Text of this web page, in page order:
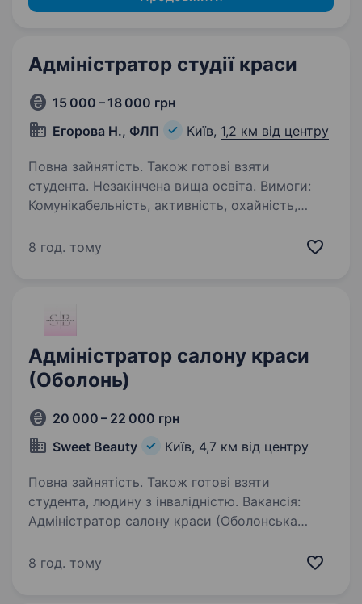
Адміністратор студії краси
15 000 – 18 000 грн
Егорова Н., ФЛП
Київ, 1,2 км від центру
Повна зайнятість. Також готові взяти
студента. Незакінчена вища освіта. Вимоги:
Комунікабельність, активність, охайність,
роботи: 2/2 з 10 до 20:30 Обов’язки:
8 год. тому
Адміністратор салону краси
(Оболонь)
20 000 – 22 000 грн
Sweet Beauty
Київ, 4,7 км від центру
Повна зайнятість. Також готові взяти
студента, людину з інвалідністю. Вакансія:
Адміністратор салону краси (Оболонська
енергійного та відповідального
8 год. тому